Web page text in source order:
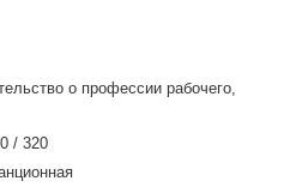
о профессии рабочего,
/ 320